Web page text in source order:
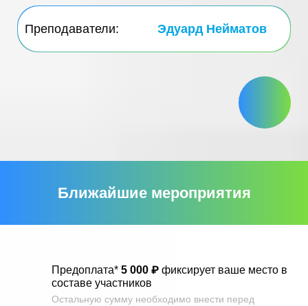
Преподаватели: Эдуард Нейматов
Ближайшие мероприятия
Предоплата* 5 000 ₽ фиксирует ваше место в
составе участников
Остальную сумму необходимо внести перед